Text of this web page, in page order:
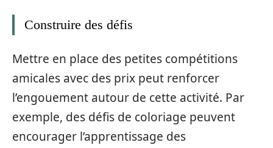
Construire des défis
Mettre en place des petites compétitions
amicales avec des prix peut renforcer
l’engouement autour de cette activité. Par
exemple, des défis de coloriage peuvent
encourager l’apprentissage des